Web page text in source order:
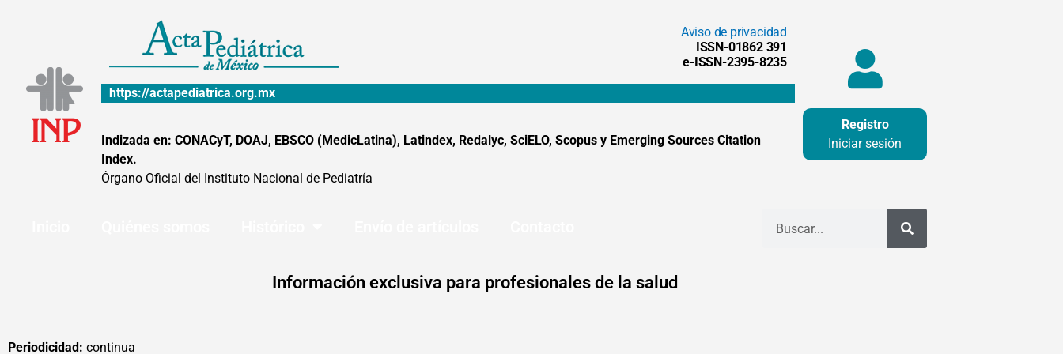
Aviso de privacidad
ISSN-01862 391
e-ISSN-2395-8235
https://actapediatrica.org.mx
Indizada en: CONACyT, DOAJ, EBSCO (MedicLatina), Latindex, Redalyc, SciELO, Scopus y Emerging Sources Citation
Index.
Órgano Oficial del Instituto Nacional de Pediatría
Registro
Iniciar sesión
Información exclusiva para profesionales de la salud
Periodicidad: continua